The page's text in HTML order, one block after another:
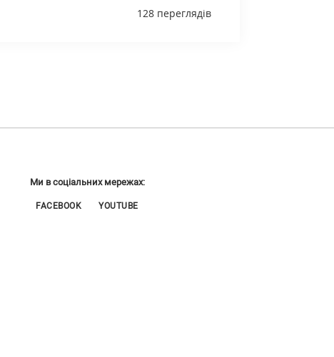
128 переглядів
Ми в соціальних мережах:
FACEBOOK YOUTUBE